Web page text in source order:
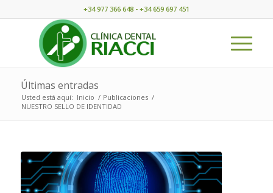
+34 977 366 648 - +34 659 697 451
Últimas entradas
Usted está aquí: Inicio / Publicaciones /
NUESTRO SELLO DE IDENTIDAD